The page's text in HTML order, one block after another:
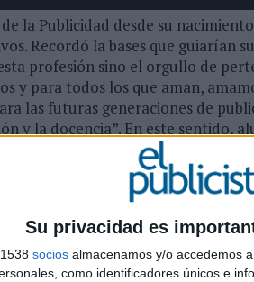
Su privacidad es
socios almacenamos y/o accedemos
como identificadores únicos e
la Publicidad desde su
Recordó la bases que guiarían
profesión sino el orgullo de
y para todos los que aman,
las futuras generaciones de
y la docencia”. En este sentido,
escritos por Sergio Rodríguez,
y otro en preparación,
de medios. Así como la
de varios acuerdos con la
para poner en marcha
divulgar las acciones que se